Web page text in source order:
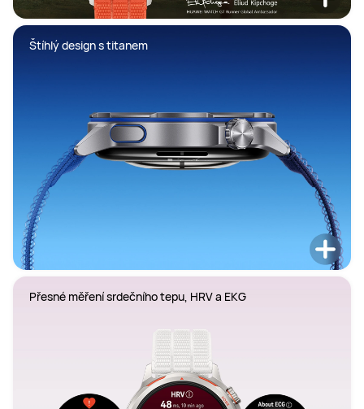
Štíhlý design s titanem
Přesné měření srdečního tepu, HRV a EKG